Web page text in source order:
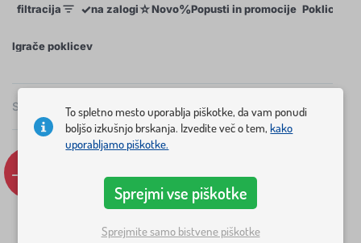
filtracija ✓na zalogi☆Novo%Popusti in promocije Poklic
FILTRACIJA ×
Igrače poklicev
Skupaj 132 Izdelkov
Priporočano
-19% -41%
Tip
To spletno mesto uporablja piškotke, da vam ponudi
boljšo izkušnjo brskanja. Izvedite več o tem,kako
uporabljamo piškotke.
Sprejmi vse piškotke
Sprejmite samo bistvene piškotke